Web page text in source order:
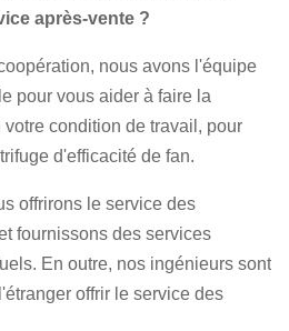
après-vente ?
nous avons l'équipe
pour vous aider à faire la
condition de travail, pour
d'efficacité de fan.
offrirons le service des
fournissons des services
En outre, nos ingénieurs sont
offrir le service des